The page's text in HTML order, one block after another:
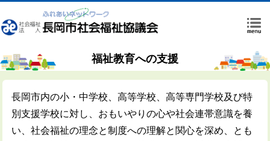
福祉教育への支援
長岡市内の小・中学校、高等学校、高等専門学校及び特
別支援学校に対し、おもいやりの心や社会連帯意識を養
い、社会福祉の理念と制度への理解と関心を深め、とも